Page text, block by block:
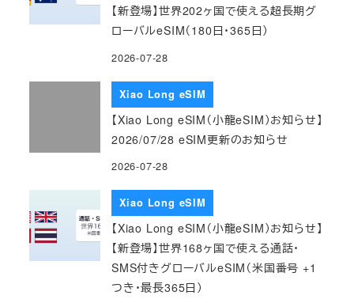
【新登場】世界202ヶ国で使える超長期グ
ローバルeSIM（180日・365日）
2026-07-28
Xiao Long eSIM
【Xiao Long eSIM（小龍eSIM）お知らせ】
2026/07/28 eSIM更新のお知らせ
2026-07-28
Xiao Long eSIM
【Xiao Long eSIM（小龍eSIM）お知らせ】
【新登場】世界168ヶ国で使える通話・
SMS付きグローバルeSIM（米国番号 +1
つき・最長365日）